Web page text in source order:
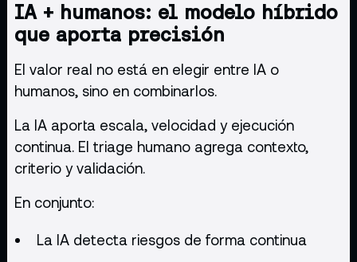
IA + humanos: el modelo híbrido
que aporta precisión
El valor real no está en elegir entre IA o
humanos, sino en combinarlos.
La IA aporta escala, velocidad y ejecución
continua. El triage humano agrega contexto,
criterio y validación.
En conjunto:
La IA detecta riesgos de forma continua